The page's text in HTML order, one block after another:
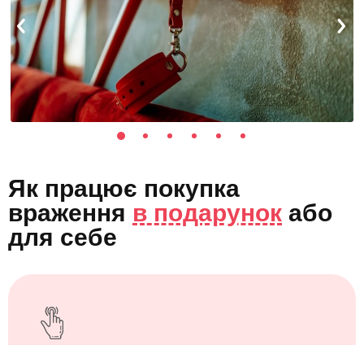
Як працює покупка
враження в подарунок або
для себе